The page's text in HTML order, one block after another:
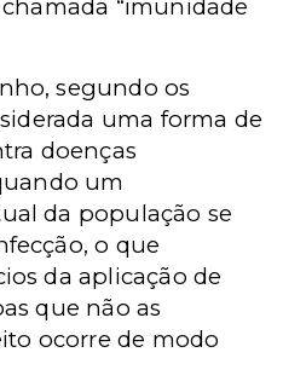
“imunidade
segundo os
uma forma de
doenças
um
da população se
o que
da aplicação de
que não as
ocorre de modo